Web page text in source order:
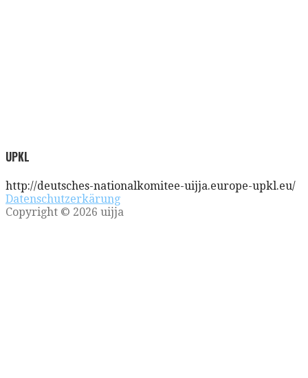
UPKL
http://deutsches-nationalkomitee-uijja.europe-upkl.eu/
Datenschutzerkärung
Copyright © 2026 uijja